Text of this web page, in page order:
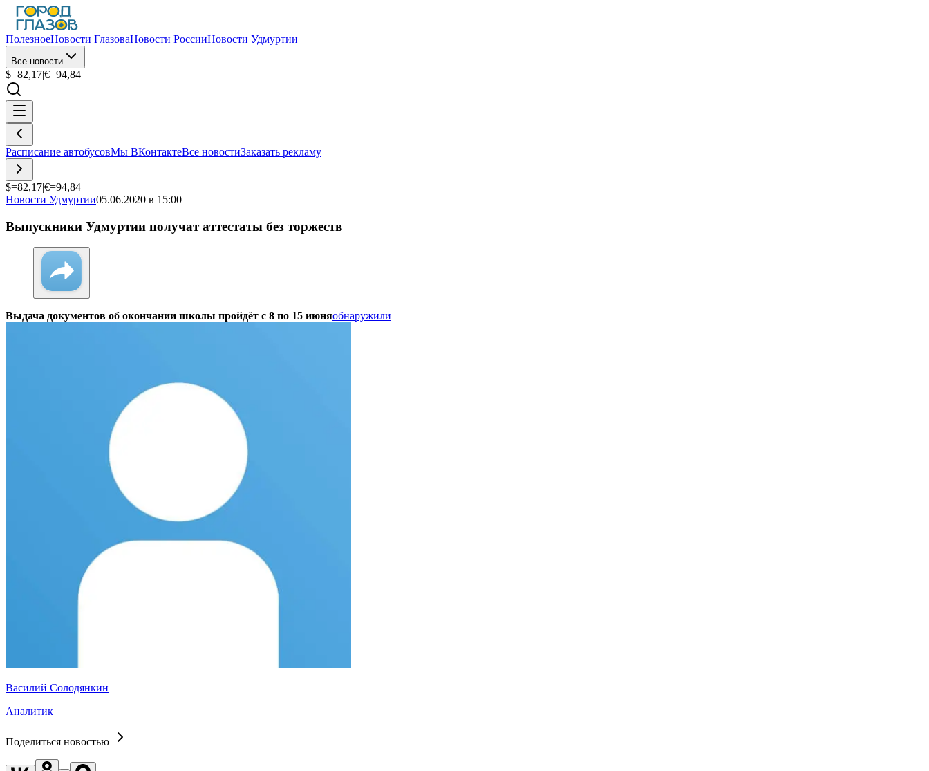
ПолезноеНовости ГлазоваНовости РоссииНовости Удмуртии
Все новости
$=82,17|€=94,84
Расписание автобусовМы ВКонтактеВсе новостиЗаказать рекламу
$=82,17|€=94,84
Новости Удмуртии05.06.2020 в 15:00
Выпускники Удмуртии получат аттестаты без торжеств
Выдача документов об окончании школы пройдёт с 8 по 15 июняобнаружили
Василий Солодянкин
Аналитик
Поделиться новостью